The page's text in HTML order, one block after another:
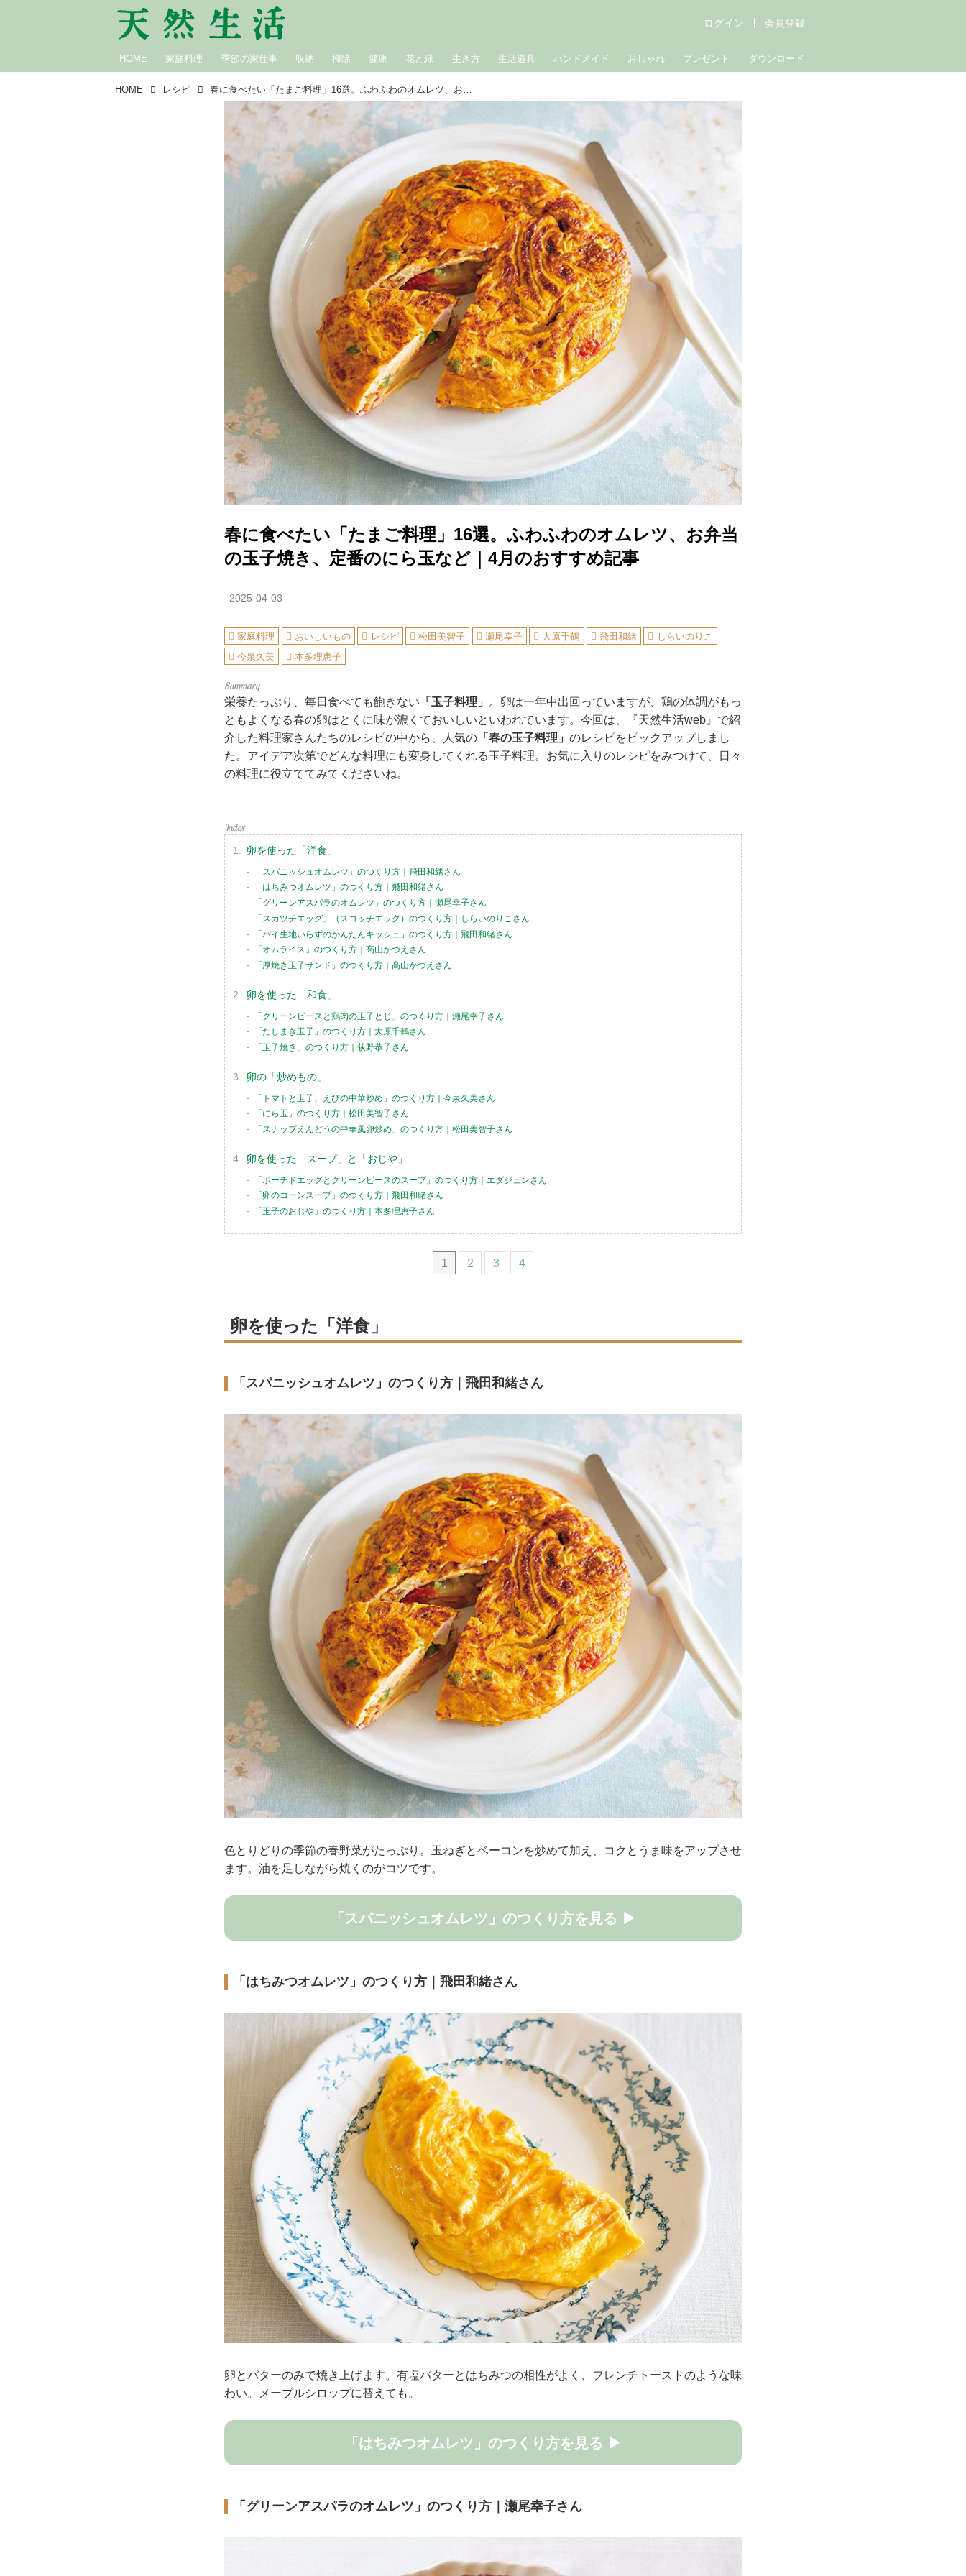
HOME 家庭料理 季節の家仕事 収納 掃除 健康 花と緑 生き方 生活道具 ハンドメイド おしゃれ プレゼント ダウンロード
ログイン 会員登録
HOME レシピ 春に食べたい「たまご料理」16選。ふわふわのオムレツ、お弁当の玉子焼き、定番のにら玉など｜4月のおすすめ記事
春に食べたい「たまご料理」16選。ふわふわのオムレツ、お弁当
の玉子焼き、定番のにら玉など｜4月のおすすめ記事
2025-04-03
家庭料理 おいしいもの レシピ 松田美智子 瀬尾幸子 大原千鶴 飛田和緒
しらいのりこ
今泉久美
本多理恵子
栄養たっぷり、毎日食べても飽きない 「玉子料理」
。卵は一年中出回っていますが、鶏の体調がもっ
ともよくなる春の卵はとくに味が濃くておいしいといわれています。今回は、『天然生活web』で紹
介した料理家さんたちのレシピの中から、人気の 「春の玉子料理」 のレシピをピックアップしまし
た。アイデア次第でどんな料理にも変身してくれる玉子料理。お気に入りのレシピをみつけて、日々
の料理に役立ててみてくださいね。
卵を使った「洋食」
「スパニッシュオムレツ」のつくり方｜飛田和緒さん
「はちみつオムレツ」のつくり方｜飛田和緒さん
「グリーンアスパラのオムレツ」のつくり方｜瀬尾幸子さん
「スカツチエッグ」（スコッチエッグ）のつくり方｜しらいのりこさん
「パイ生地いらずのかんたんキッシュ」のつくり方｜飛田和緒さん
「オムライス」のつくり方｜髙山かづえさん
「厚焼き玉子サンド」のつくり方｜髙山かづえさん
卵を使った「和食」
「グリーンピースと鶏肉の玉子とじ」のつくり方｜瀬尾幸子さん
「だしまき玉子」のつくり方｜大原千鶴さん
「玉子焼き」のつくり方｜荻野恭子さん
卵の「炒めもの」
「トマトと玉子、えびの中華炒め」のつくり方｜今泉久美さん
「にら玉」のつくり方｜松田美智子さん
「スナップえんどうの中華風卵炒め」のつくり方｜松田美智子さん
卵を使った「スープ」と「おじや」
「ポーチドエッグとグリーンピースのスープ」のつくり方｜エダジュンさん
「卵のコーンスープ」のつくり方｜飛田和緒さん
「玉子のおじや」のつくり方｜本多理恵子さん
1 2 3 4
卵を使った「洋食」
「スパニッシュオムレツ」のつくり方｜飛田和緒さん
色とりどりの季節の春野菜がたっぷり。玉ねぎとベーコンを炒めて加え、コクとうま味をアップさせ
ます。油を足しながら焼くのがコツです。
「スパニッシュオムレツ」のつくり方を見る ▶
「はちみつオムレツ」のつくり方｜飛田和緒さん
卵とバターのみで焼き上げます。有塩バターとはちみつの相性がよく、フレンチトーストのような味
わい。メープルシロップに替えても。
「はちみつオムレツ」のつくり方を見る ▶
「グリーンアスパラのオムレツ」のつくり方｜瀬尾幸子さん